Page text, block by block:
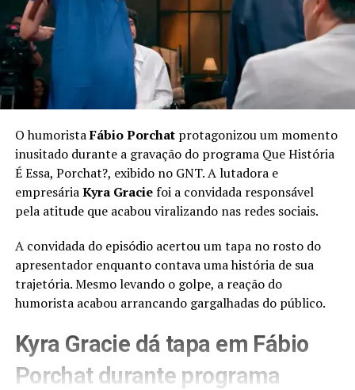
O humoristaFábio Porchatprotagonizou um momento
inusitado durante a gravação do programa Que História
É Essa, Porchat?, exibido no GNT. A lutadora e
empresáriaKyra Graciefoi a convidada responsável
pela atitude que acabou viralizando nas redes sociais.
A convidada do episódio acertou um tapa no rosto do
apresentador enquanto contava uma história de sua
trajetória. Mesmo levando o golpe, a reação do
humorista acabou arrancando gargalhadas do público.
Kyra Gracie dá tapa em Fábio
Porchat durante programa